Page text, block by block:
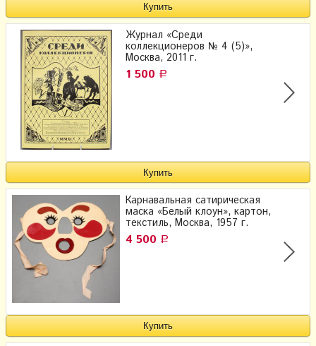
Журнал «Среди
коллекционеров № 4 (5)»,
Москва, 2011 г.
1 500 Р
Карнавальная сатирическая
маска «Белый клоун», картон,
текстиль, Москва, 1957 г.
4 500 Р